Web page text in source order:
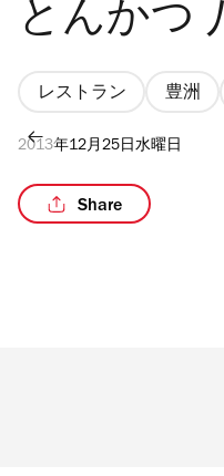
とんかつ
レストラン 豊洲
2013年12月25日水曜日
Share